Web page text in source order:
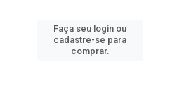
Faça seu login ou
cadastre-se para
comprar.